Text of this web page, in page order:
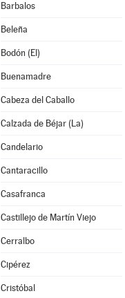
Barbalos
Beleña
Bodón (El)
Buenamadre
Cabeza del Caballo
Calzada de Béjar (La)
Candelario
Cantaracillo
Casafranca
Castillejo de Martín Viejo
Cerralbo
Cipérez
Cristóbal